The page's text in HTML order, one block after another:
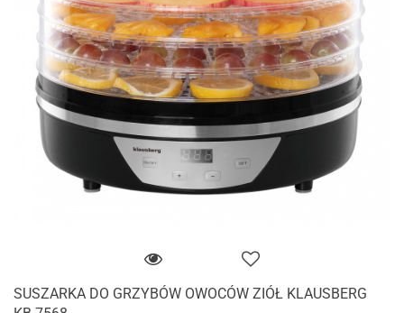
SUSZARKA DO GRZYBÓW OWOCÓW ZIÓŁ KLAUSBERG